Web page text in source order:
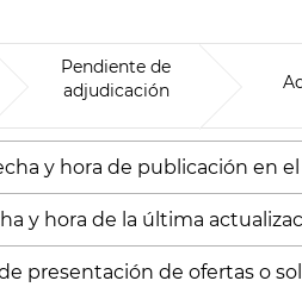
Pendiente de
adjudicación
y hora de publicación en
y hora de la última
presentación de ofertas o